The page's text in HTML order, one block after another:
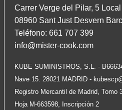
Carrer Verge del Pilar, 5 Local
08960 Sant Just Desvern
Teléfono: 661 707 399
info@mister-cook.com
KUBE SUMINISTROS, S.L. -
Nave 15. 28021 MADRID -
Registro Mercantil de Madrid, Tomo
Hoja M-663598, Inscripción 2